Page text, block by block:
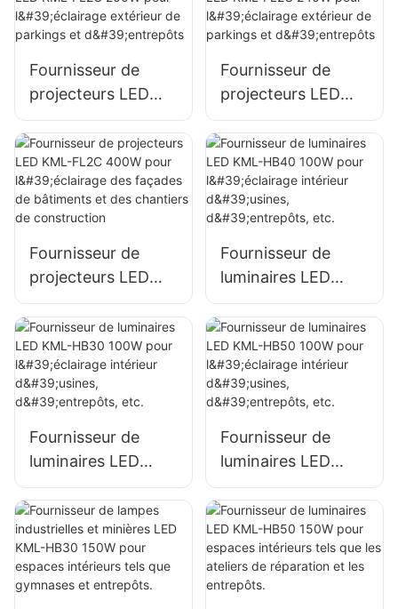
publicitaires
grandes enseignes.
extérieures
Fournisseur de
projecteurs LED
KML-FL2C 200W
pour l'éclairage
extérieur de
parkings et
d'entrepôts
Fournisseur de
projecteurs LED
KML-FL2C 240W
pour l'éclairage
extérieur de
parkings et
d'entrepôts
Fournisseur de
projecteurs LED
KML-FL2C 400W
pour l'éclairage des
façades de
bâtiments et des
chantiers de
Fournisseur de
luminaires LED
KML-HB40 100W
pour l'éclairage
intérieur d'usines,
d'entrepôts, etc.
Fournisseur de
luminaires LED
KML-HB30 100W
pour l'éclairage
intérieur d'usines,
d'entrepôts, etc.
Fournisseur de
luminaires LED
KML-HB50 100W
pour l'éclairage
intérieur d'usines,
d'entrepôts, etc.